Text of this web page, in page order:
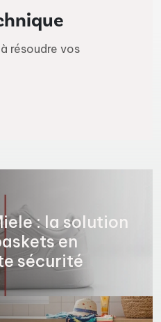
résoudre vos
: la solution
en
sécurité